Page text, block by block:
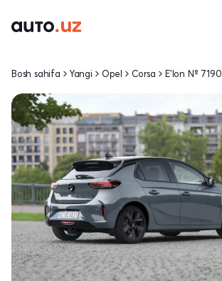
Bosh sahifa Yangi Opel Corsa E'lon № 7190